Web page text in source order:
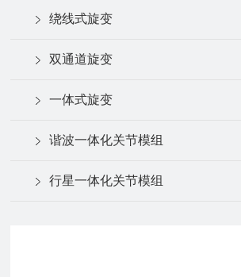
绕线式旋变
双通道旋变
一体式旋变
谐波一体化关节模组
行星一体化关节模组